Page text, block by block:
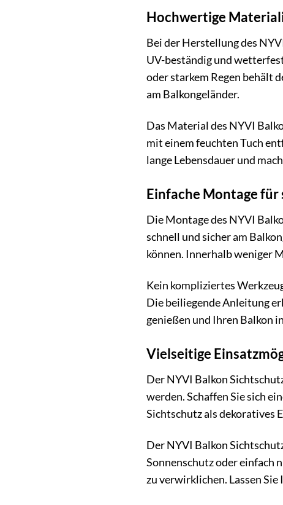
Hochwertige
Bei der Herstellung des
UV-beständig und
oder starkem Regen behält
am Balkongeländer.
Das Material des NYVI
mit einem feuchten Tuch
lange Lebensdauer und
Einfache Montage
Die Montage des NYVI
schnell und sicher am
können. Innerhalb weniger
Kein kompliziertes
Die beiliegende Anleitung
genießen und Ihren Balkon
Vielseitige
Der NYVI Balkon
werden. Schaffen Sie sich
Sichtschutz als dekoratives
Der NYVI Balkon
Sonnenschutz oder einfach
zu verwirklichen. Lassen